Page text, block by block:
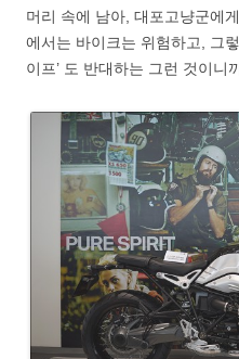
머리 속에 남아, 대포고냥군에
에서는 바이크는 위험하고, 그
이프’ 도 반대하는 그런 것이